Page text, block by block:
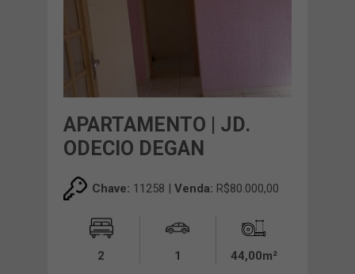
APARTAMENTO | JD.
ODECIO DEGAN
Chave: 11258 | Venda: R$80.000,00
2 1 44,00m²